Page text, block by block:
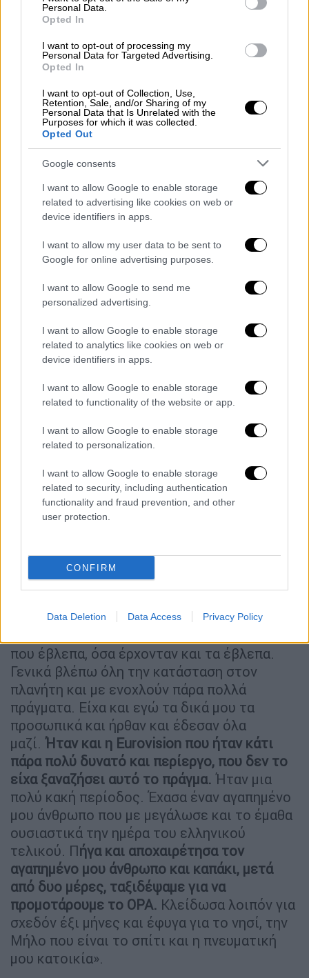
Personal Data.
Opted In
I want to opt-out of processing my
Personal Data for Targeted Advertising.
Opted In
I want to opt-out of Collection, Use,
Retention, Sale, and/or Sharing of my
Personal Data that Is Unrelated with the
Purposes for which it was collected.
Opted Out
Google consents
I want to allow Google to enable storage
related to advertising like cookies on web or
device identifiers in apps.
I want to allow my user data to be sent to
Google for online advertising purposes.
I want to allow Google to send me
personalized advertising.
I want to allow Google to enable storage
related to analytics like cookies on web or
device identifiers in apps.
I want to allow Google to enable storage
related to functionality of the website or app.
I want to allow Google to enable storage
related to personalization.
I want to allow Google to enable storage
related to security, including authentication
functionality and fraud prevention, and other
user protection.
CONFIRM
Data Deletion Data Access Privacy Policy
Ο τραγουδιστής ανέφερε επίσης ότι δεν
σκοπεύει να ξανανέβει σε πίστα σύντομα.
«Δεν θα μπω σε αυτή τη διαδικασία γιατί δεν
μπορώ να το ξανακάνω.
Θα ήθελα να κάνω
από αυτό που έχω κάνει. Αυτή η κατάσταση
που έχουμε μπει και αυτό που γίνεται με τον
διαχωρισμό εμένα προσωπικά δεν μ΄αρέσει.
Θα περιμένω το καλοκαίρι έστω με ένα
ραπιντ τεστ να έρχονται όλοι στις
συναυλίες».
Γιώργος Αλκαίος για τα 11 χρόνια
απουσίας από το τραγούδι: «Δεν
γινόταν, έπρεπε να σταματήσω
οπωσδήποτε»
Τον περασμένο Δεκέμβριο ο Γιώργος
Αλκαίος εμφανίστηκε στο Mega και σε
συνέντευξη πριν από την εμφάνισή του είπε
«Δεν γινόταν να μη σταματήσω. Έπρεπε να
σταματήσω οπωσδήποτε. Ήταν καθαρά δικό
μου θέμα» τόνισε, μεταξύ άλλων ο
που έβλεπα, όσα έρχονταν και τα έβλεπα.
Γενικά βλέπω όλη την κατάσταση στον
πλανήτη και με ενοχλούν πάρα πολλά
πράγματα. Είχα και εγώ τα δικά μου τα
προσωπικά και ήρθαν και έδεσαν όλα
μαζί. Ήταν και η Eurovision που ήταν κάτι
πάρα πολύ δυνατό και περίεργο, που δεν το
είχα ξαναζήσει αυτό το πράγμα. Ήταν μια
πολύ κακή περίοδος. Έχασα έναν αγαπημένο
μου άνθρωπο που με μεγάλωσε και το έμαθα
ουσιαστικά την ημέρα του ελληνικού
τελικού. Πήγα και αποχαιρέτησα τον
αγαπημένο μου άνθρωπο και καπάκι, μετά
από δυο μέρες, ταξιδέψαμε για να
προμοτάρουμε το OPA. Κλείδωσα λοιπόν για
σχεδόν έξι μήνες και έφυγα για το νησί, την
Μήλο που είναι το σπίτι και η πνευματική
μου κατοικία».